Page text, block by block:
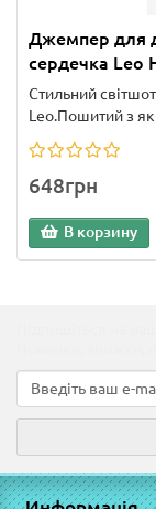
Джемпер для
сердечка Leo
Стильний
Leo.Пошитий з
648грн
В корзину